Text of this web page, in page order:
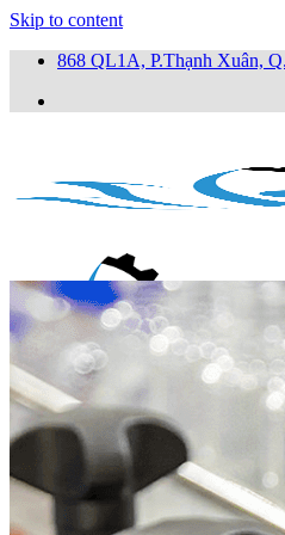
Skip to content
868 QL1A, P.Thạnh Xuân,